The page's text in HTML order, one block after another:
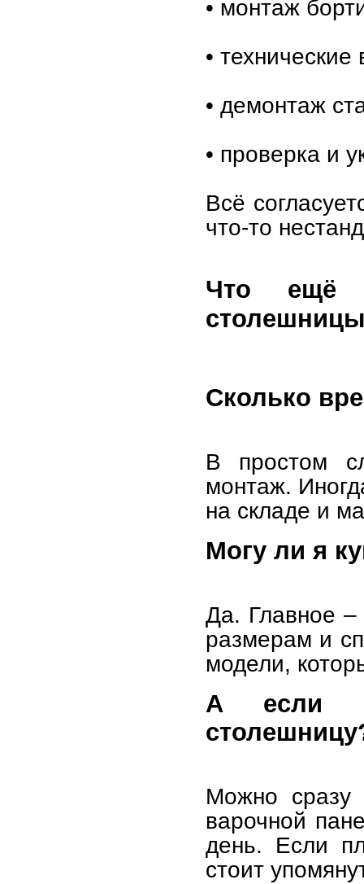
• монтаж
•
• демонтаж
• проверка и
Всё
что-то
Что ещё
Сколько
В простом
монтаж.
на складе и
Могу ли я
Да. Главное –
размерам и
модели,
А если
Можно сразу
варочной
день. Если
стоит